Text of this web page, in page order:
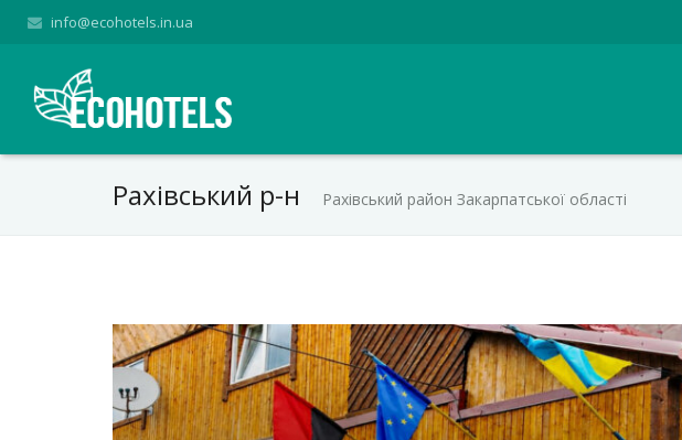
info@ecohotels.in.ua
Рахівський р-н Рахівський район Закарпатської області